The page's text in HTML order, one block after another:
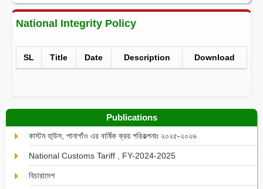
National Integrity Policy
SL Title Date Description Download
Publications
কাস্টম হা্উস, পানাগাঁও এর বার্ষিক ক্রয় পরিকল্পনাঃ ২০২৫-২০২৬
National Customs Tariff , FY-2024-2025
বিচারাদেশ